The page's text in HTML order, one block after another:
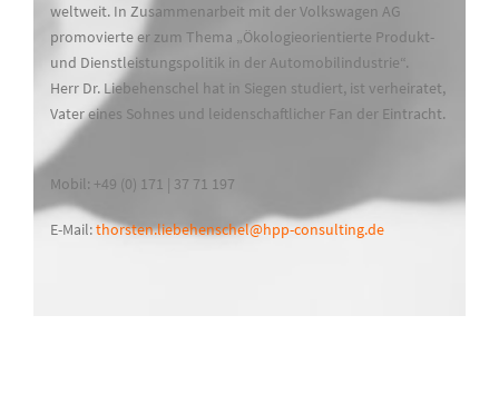
weltweit. In Zusammenarbeit mit der Volkswagen AG
promovierte er zum Thema „Ökologieorientierte Produkt-
und Dienstleistungspolitik in der Automobilindustrie“.
Herr Dr. Liebehenschel hat in Siegen studiert, ist verheiratet,
Vater eines Sohnes und leidenschaftlicher Fan der Eintracht.
Mobil: +49 (0) 171 | 37 71 197
E-Mail:thorsten.liebehenschel@hpp-consulting.de